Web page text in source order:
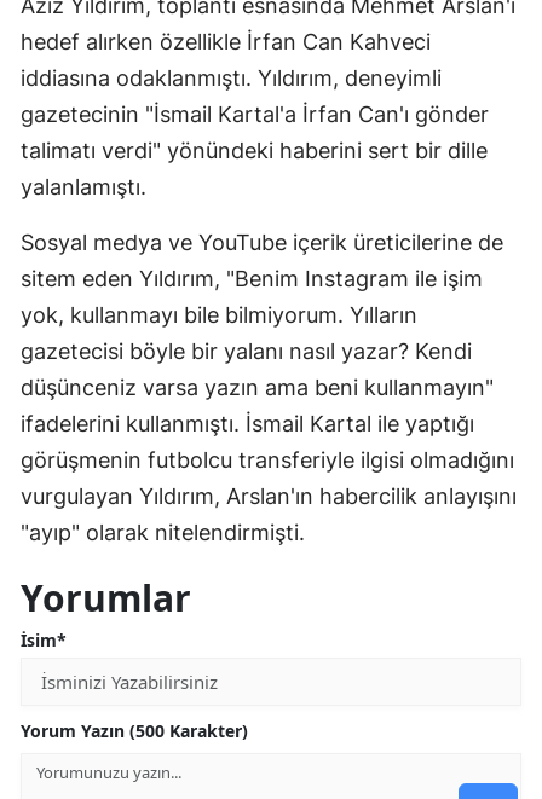
hedef alırken özellikle İrfan Can Kahveci
iddiasına odaklanmıştı. Yıldırım, deneyimli
gazetecinin "İsmail Kartal'a İrfan Can'ı gönder
talimatı verdi" yönündeki haberini sert bir dille
yalanlamıştı.
Sosyal medya ve YouTube içerik üreticilerine de
sitem eden Yıldırım, "Benim Instagram ile işim
yok, kullanmayı bile bilmiyorum. Yılların
gazetecisi böyle bir yalanı nasıl yazar? Kendi
düşünceniz varsa yazın ama beni kullanmayın"
ifadelerini kullanmıştı. İsmail Kartal ile yaptığı
görüşmenin futbolcu transferiyle ilgisi olmadığını
vurgulayan Yıldırım, Arslan'ın habercilik anlayışını
"ayıp" olarak nitelendirmişti.
Yorumlar
İsim*
Yorum Yazın (500 Karakter)